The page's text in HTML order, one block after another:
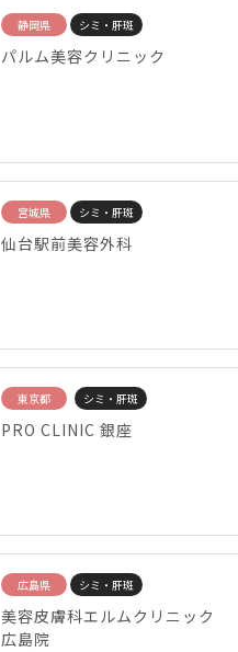
静岡県 シミ・肝斑
パルム美容クリニック
宮城県 シミ・肝斑
仙台駅前美容外科
東京都 シミ・肝斑
PRO CLINIC 銀座
広島県 シミ・肝斑
美容皮膚科エルムクリニック
広島院